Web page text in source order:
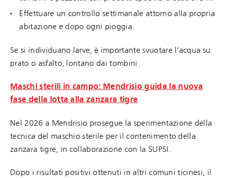
Effettuare un controllo settimanale attorno alla propria
abitazione e dopo ogni pioggia.
Se si individuano larve, è importante svuotare l’acqua su
prato o asfalto, lontano dai tombini.
Maschi sterili in campo: Mendrisio guida la nuova
fase della lotta alla zanzara tigre
Nel 2026 a Mendrisio prosegue la sperimentazione della
tecnica del maschio sterile per il contenimento della
zanzara tigre, in collaborazione con la SUPSI.
Dopo i risultati positivi ottenuti in altri comuni ticinesi, il